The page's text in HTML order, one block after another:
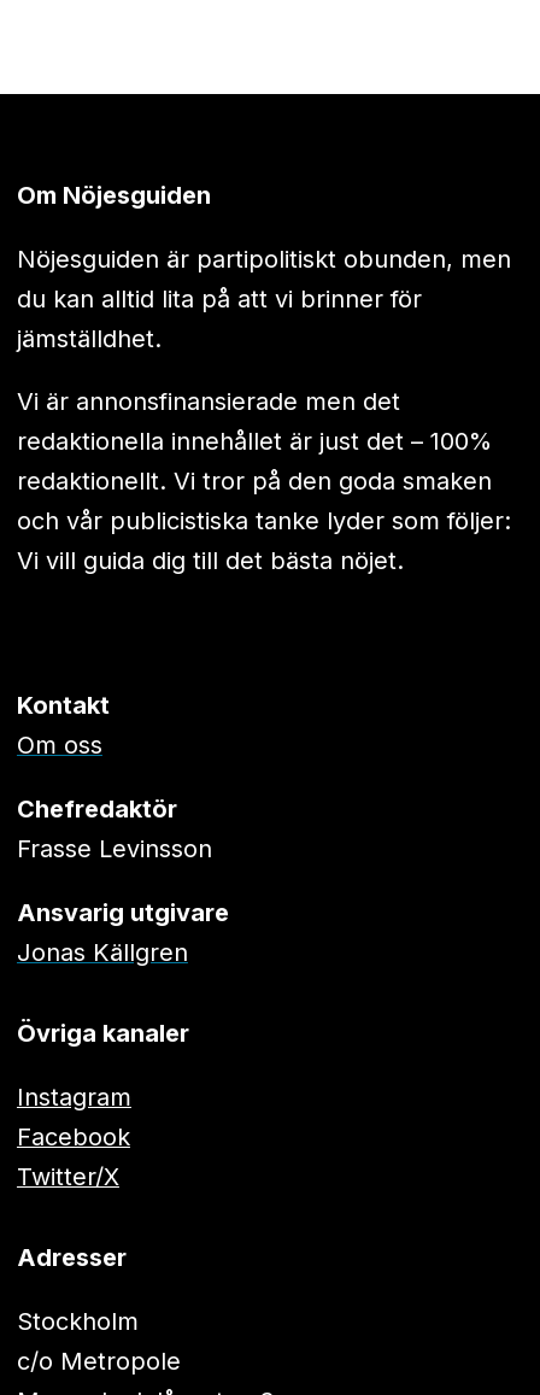
Om Nöjesguiden
Nöjesguiden är partipolitiskt obunden, men
du kan alltid lita på att vi brinner för
jämställdhet.
Vi är annonsfinansierade men det
redaktionella innehållet är just det – 100%
redaktionellt. Vi tror på den goda smaken
och vår publicistiska tanke lyder som följer:
Vi vill guida dig till det bästa nöjet.
Kontakt
Om oss
Chefredaktör
Frasse Levinsson
Ansvarig utgivare
Jonas Källgren
Övriga kanaler
Instagram
Facebook
Twitter/X
Adresser
Stockholm
c/o Metropole